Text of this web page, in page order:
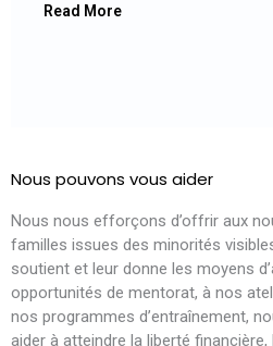
Read More
Nous pouvons vous aider
Nous nous efforçons d’offrir aux
familles issues des minorités
soutient et leur donne les moyens
opportunités de mentorat, à nos
nos programmes d’entraînement,
aider à atteindre la liberté financière,